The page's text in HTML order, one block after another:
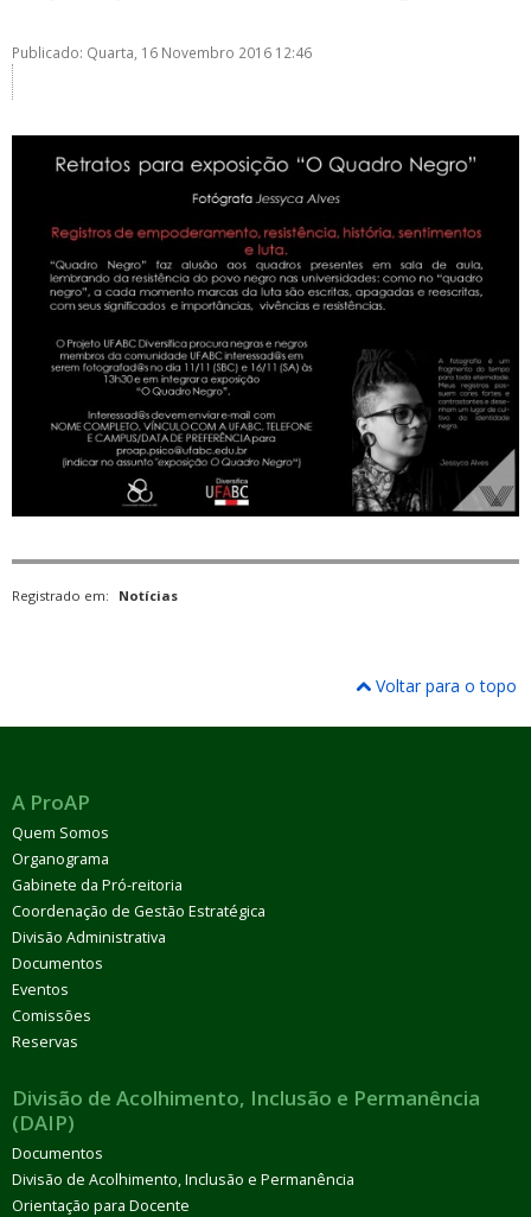
Publicado: Quarta, 16 Novembro 2016 12:46
Registrado em: Notícias
Voltar para o topo
A ProAP
Quem Somos
Organograma
Gabinete da Pró-reitoria
Coordenação de Gestão Estratégica
Divisão Administrativa
Documentos
Eventos
Comissões
Reservas
Divisão de Acolhimento, Inclusão e Permanência
(DAIP)
Documentos
Divisão de Acolhimento, Inclusão e Permanência
Orientação para Docente